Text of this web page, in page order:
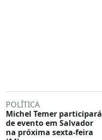
POLÍTICA
Michel Temer participará
de evento em Salvador
na próxima sexta-feira